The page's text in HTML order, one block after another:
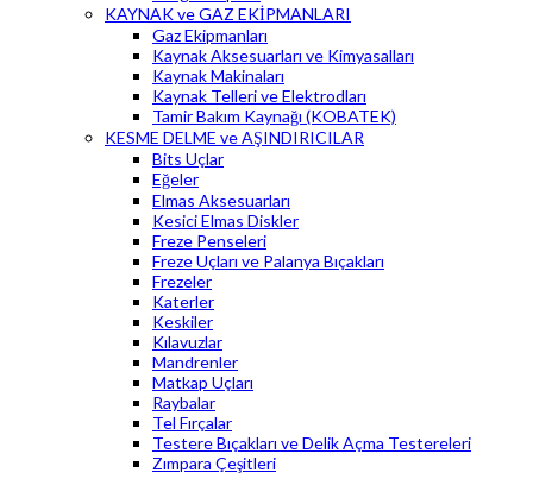
KAYNAK ve GAZ EKİPMANLARI
Gaz Ekipmanları
Kaynak Aksesuarları ve Kimyasalları
Kaynak Makinaları
Kaynak Telleri ve Elektrodları
Tamir Bakım Kaynağı (KOBATEK)
KESME DELME ve AŞINDIRICILAR
Bits Uçlar
Eğeler
Elmas Aksesuarları
Kesici Elmas Diskler
Freze Penseleri
Freze Uçları ve Palanya Bıçakları
Frezeler
Katerler
Keskiler
Kılavuzlar
Mandrenler
Matkap Uçları
Raybalar
Tel Fırçalar
Testere Bıçakları ve Delik Açma Testereleri
Zımpara Çeşitleri